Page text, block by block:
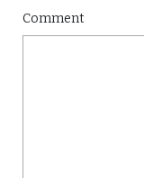
Comment